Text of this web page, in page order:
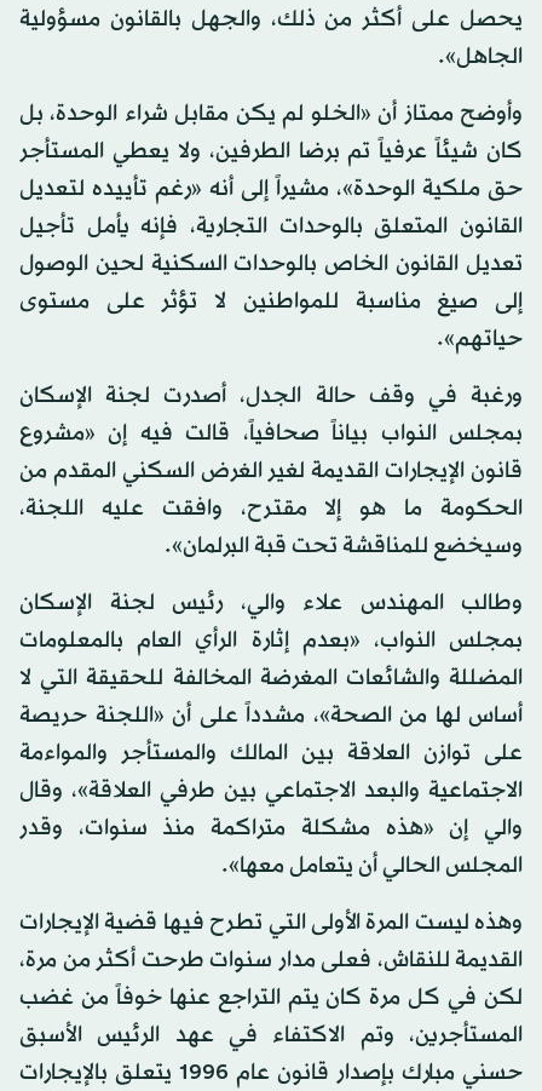
يحصل على أكثر من ذلك، والجهل بالقانون مسؤولية
الجاهل».
وأوضح ممتاز أن «الخلو لم يكن مقابل شراء الوحدة، بل
كان شيئاً عرفياً تم برضا الطرفين، ولا يعطي المستأجر
حق ملكية الوحدة»، مشيراً إلى أنه «رغم تأييده لتعديل
القانون المتعلق بالوحدات التجارية، فإنه يأمل تأجيل
تعديل القانون الخاص بالوحدات السكنية لحين الوصول
إلى صيغ مناسبة للمواطنين لا تؤثر على مستوى
حياتهم».
ورغبة في وقف حالة الجدل، أصدرت لجنة الإسكان
بمجلس النواب بياناً صحافياً، قالت فيه إن «مشروع
قانون الإيجارات القديمة لغير الغرض السكني المقدم من
الحكومة ما هو إلا مقترح، وافقت عليه اللجنة،
وسيخضع للمناقشة تحت قبة البرلمان».
وطالب المهندس علاء والي، رئيس لجنة الإسكان
بمجلس النواب، «بعدم إثارة الرأي العام بالمعلومات
المضللة والشائعات المغرضة المخالفة للحقيقة التي لا
أساس لها من الصحة»، مشدداً على أن «اللجنة حريصة
على توازن العلاقة بين المالك والمستأجر والمواءمة
الاجتماعية والبعد الاجتماعي بين طرفي العلاقة»، وقال
والي إن «هذه مشكلة متراكمة منذ سنوات، وقدر
المجلس الحالي أن يتعامل معها».
وهذه ليست المرة الأولى التي تطرح فيها قضية الإيجارات
القديمة للنقاش، فعلى مدار سنوات طرحت أكثر من مرة،
لكن في كل مرة كان يتم التراجع عنها خوفاً من غضب
المستأجرين، وتم الاكتفاء في عهد الرئيس الأسبق
حسني مبارك بإصدار قانون عام 1996 يتعلق بالإيجارات